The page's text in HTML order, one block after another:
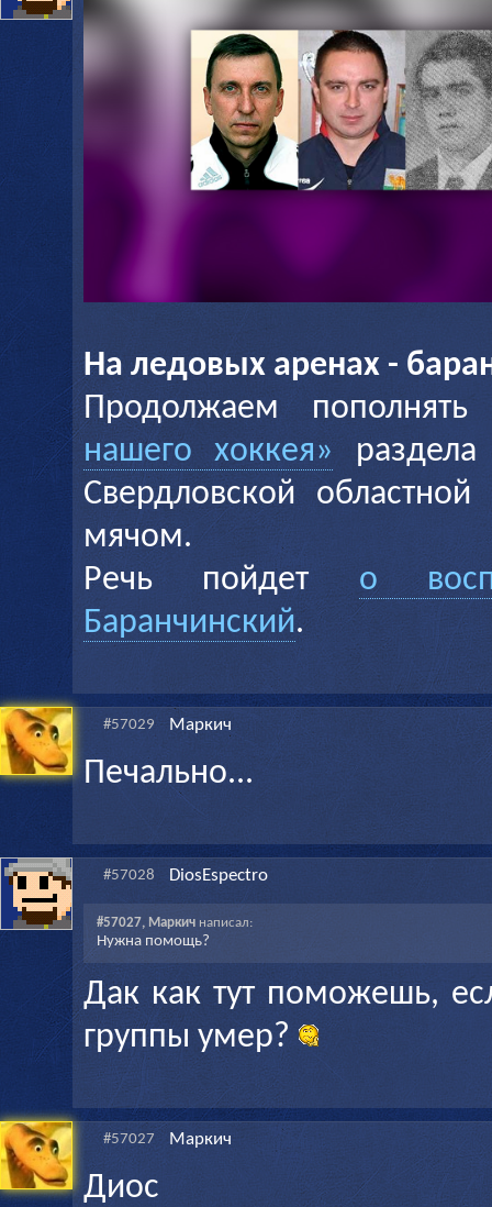
На ледовых аренах -
Продолжаем
нашего хоккея»раздела
Свердловской
мячом.
Речь пойдет о
Баранчинский.
#57029 Маркич
Печально...
#57028 DiosEspectro
#57027, Маркичнаписал:
Нужна помощь?
Дак как тут поможешь,
группы умер?
#57027 Маркич
Диос